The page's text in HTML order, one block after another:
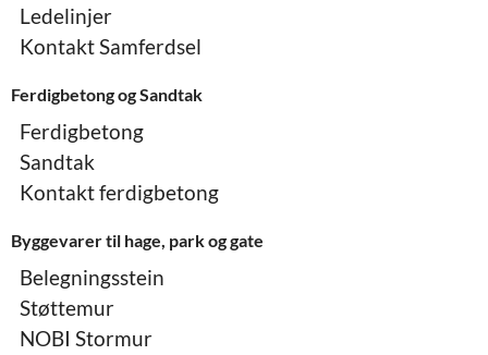
Ledelinjer
Kontakt Samferdsel
Ferdigbetong og Sandtak
Ferdigbetong
Sandtak
Kontakt ferdigbetong
Byggevarer til hage, park og gate
Belegningsstein
Støttemur
NOBI Stormur